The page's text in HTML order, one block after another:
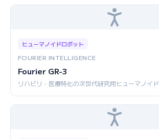
ヒューマノイドロボット
FOURIER INTELLIGENCE
Fourier GR-3
リハビリ・医療特化の次世代研究用ヒューマノイド